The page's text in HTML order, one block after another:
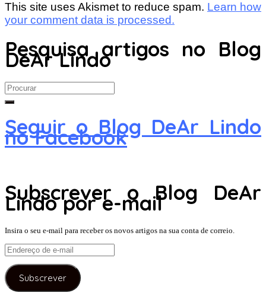
This site uses Akismet to reduce spam. Learn how
your comment data is processed.
Pesquisa artigos no Blog
DeAr Lindo
Search
for:
Seguir o Blog DeAr Lindo
no Facebook
Subscrever o Blog DeAr
Lindo por e-mail
Insira o seu e-mail para receber os novos artigos na sua conta de correio.
Endereço
de
e-
mail
Subscrever